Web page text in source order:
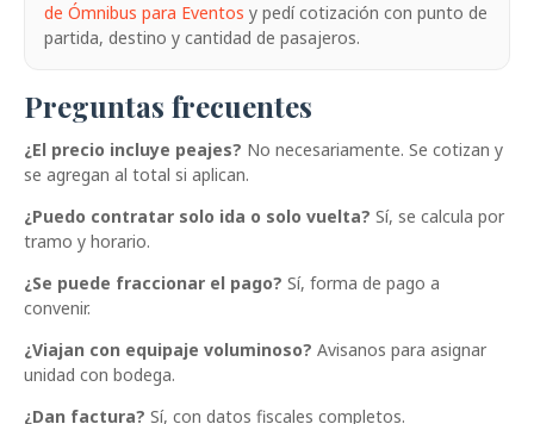
de Ómnibus para Eventos y pedí cotización con punto de
partida, destino y cantidad de pasajeros.
Preguntas frecuentes
¿El precio incluye peajes? No necesariamente. Se cotizan y
se agregan al total si aplican.
¿Puedo contratar solo ida o solo vuelta? Sí, se calcula por
tramo y horario.
¿Se puede fraccionar el pago? Sí, forma de pago a
convenir.
¿Viajan con equipaje voluminoso? Avisanos para asignar
unidad con bodega.
¿Dan factura? Sí, con datos fiscales completos.